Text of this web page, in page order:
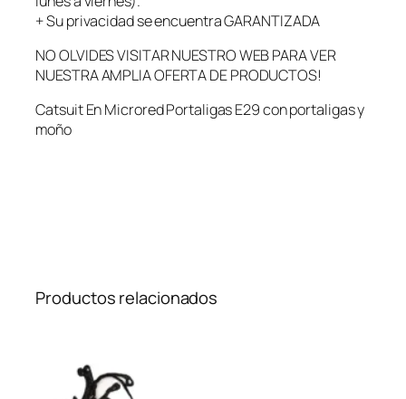
+ Su privacidad se encuentra GARANTIZADA
NO OLVIDES VISITAR NUESTRO WEB PARA VER
NUESTRA AMPLIA OFERTA DE PRODUCTOS!
Catsuit En Microred Portaligas E29 con portaligas y
moño
Productos relacionados